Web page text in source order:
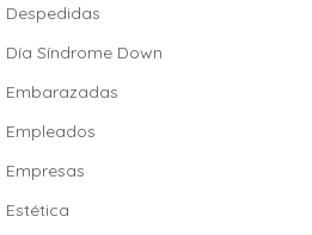
Despedidas
Día Síndrome Down
Embarazadas
Empleados
Empresas
Estética